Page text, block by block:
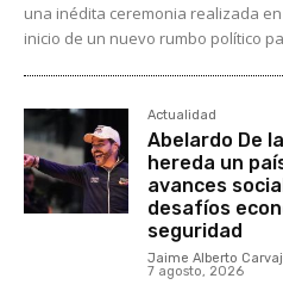
una inédita ceremonia realizada
inicio de un nuevo rumbo político
Actualidad
Abelardo De
hereda un
avances
desafíos
seguridad
Jaime Alberto
7 agosto, 2026